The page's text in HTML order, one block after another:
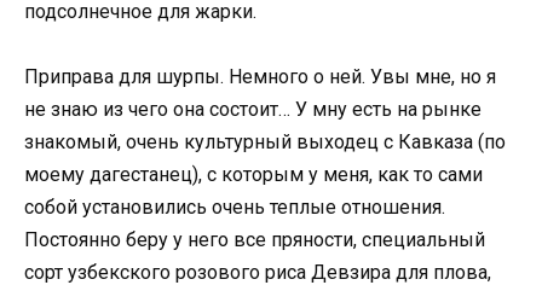
подсолнечное для жарки.
Приправа для шурпы. Немного о ней. Увы мне, но я
не знаю из чего она состоит… У мну есть на рынке
знакомый, очень культурный выходец с Кавказа (по
моему дагестанец), с которым у меня, как то сами
собой установились очень теплые отношения.
Постоянно беру у него все пряности, специальный
сорт узбекского розового риса Девзира для плова,